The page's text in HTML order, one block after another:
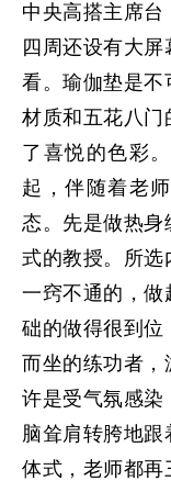
中央高搭主席台
四周还设有大
看。瑜伽垫是不
材质和五花八
了喜悦的色彩
起，伴随着老
态。先是做热
式的教授。所选
一窍不通的，做
础的做得很到
而坐的练功者
许是受气氛感染
脑耸肩转胯地
体式，老师都再